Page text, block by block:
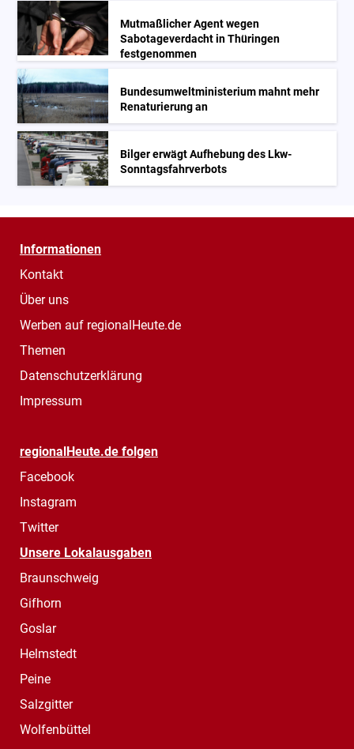
Mutmaßlicher Agent wegen
Sabotageverdacht in Thüringen
festgenommen
Bundesumweltministerium mahnt mehr
Renaturierung an
Bilger erwägt Aufhebung des Lkw-
Sonntagsfahrverbots
Informationen
Kontakt
Über uns
Werben auf regionalHeute.de
Themen
Datenschutzerklärung
Impressum
regionalHeute.de folgen
Facebook
Instagram
Twitter
Unsere Lokalausgaben
Braunschweig
Gifhorn
Goslar
Helmstedt
Peine
Salzgitter
Wolfenbüttel